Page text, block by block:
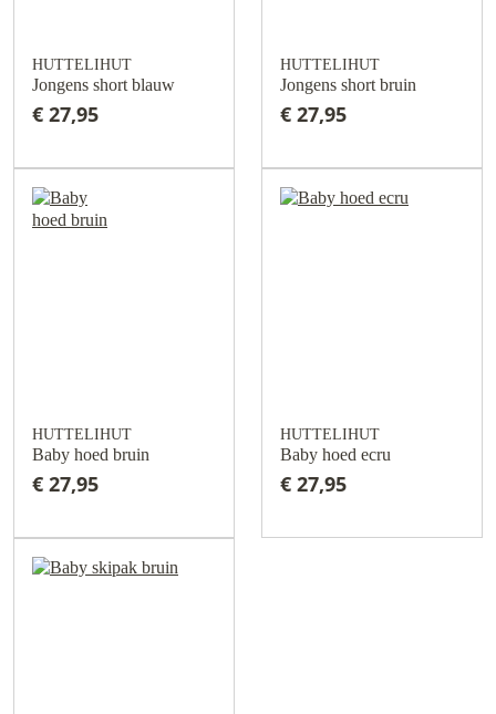
HUTTELIHUT
Jongens short blauw
€ 27,95
HUTTELIHUT
Jongens short bruin
€ 27,95
HUTTELIHUT
Baby hoed bruin
€ 27,95
HUTTELIHUT
Baby hoed ecru
€ 27,95